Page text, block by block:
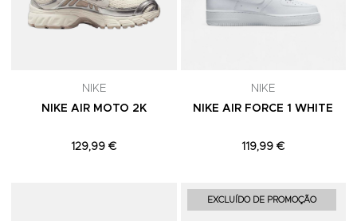
NIKE
NIKE AIR MOTO 2K
129,99 €
NIKE
NIKE AIR FORCE 1 WHITE
119,99 €
Adicionar aos Favoritos
EXCLUÍDO DE PROMOÇÃO